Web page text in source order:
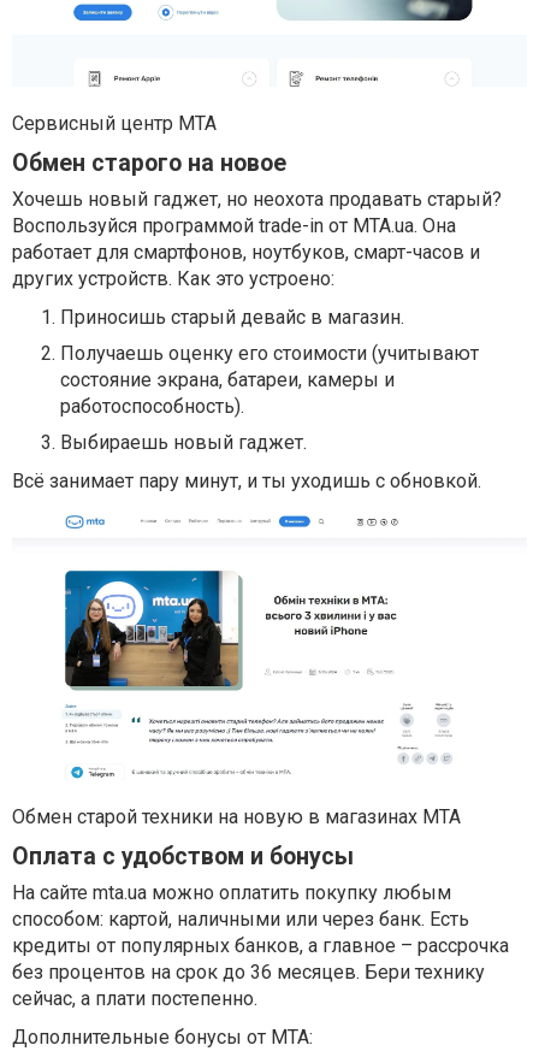
Сервисный центр МТА
Обмен старого на новое
Хочешь новый гаджет, но неохота продавать старый?
Воспользуйся программой trade-in от MTA.ua. Она
работает для смартфонов, ноутбуков, смарт-часов и
других устройств. Как это устроено:
Приносишь старый девайс в магазин.
Получаешь оценку его стоимости (учитывают
состояние экрана, батареи, камеры и
работоспособность).
Выбираешь новый гаджет.
Всё занимает пару минут, и ты уходишь с обновкой.
Обмен старой техники на новую в магазинах МТА
Оплата с удобством и бонусы
На сайте mta.ua можно оплатить покупку любым
способом: картой, наличными или через банк. Есть
кредиты от популярных банков, а главное – рассрочка
без процентов на срок до 36 месяцев. Бери технику
сейчас, а плати постепенно.
Дополнительные бонусы от MTA: